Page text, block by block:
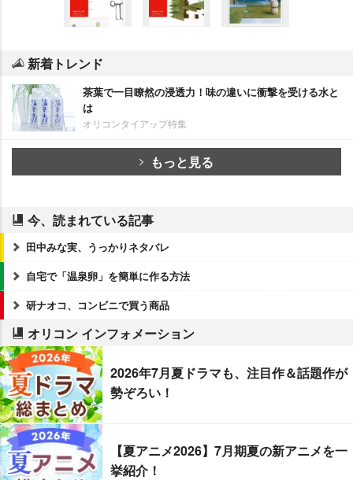
新着トレンド
茶葉で一目瞭然の浸透力！味の違いに衝撃を受ける水と
は
オリコンタイアップ特集
もっと見る
今、読まれている記事
田中みな実、うっかりネタバレ
自宅で「温泉卵」を簡単に作る方法
研ナオコ、コンビニで買う商品
オリコン インフォメーション
2026年7月夏ドラマも、注目作＆話題作が
勢ぞろい！
【夏アニメ2026】7月期夏の新アニメを一
挙紹介！